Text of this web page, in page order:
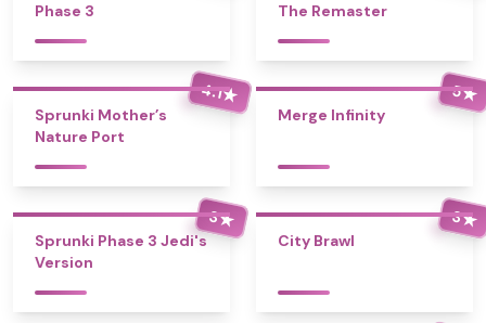
Phase 3
The Remaster
4.1★
Sprunki Mother’s
Nature Port
5★
Merge Infinity
3★
Sprunki Phase 3 Jedi's
Version
3★
City Brawl